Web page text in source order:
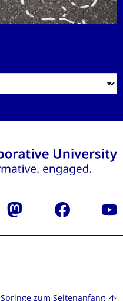
Mastodon Facebook
Springe zum Seitenanfang